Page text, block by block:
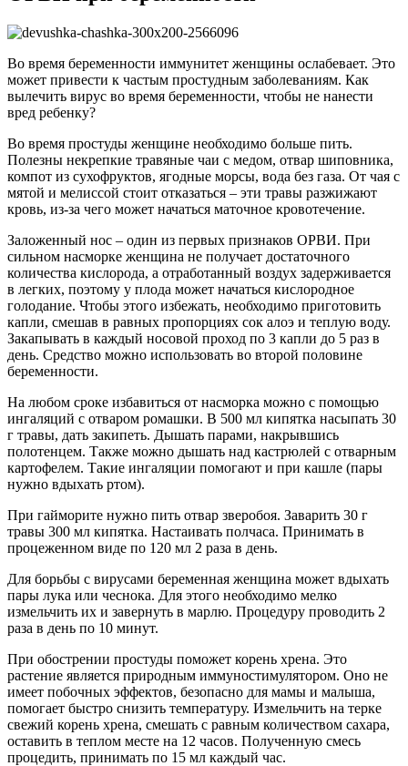
Во время беременности иммунитет женщины ослабевает. Это
может привести к частым простудным заболеваниям. Как
вылечить вирус во время беременности, чтобы не нанести
вред ребенку?
Во время простуды женщине необходимо больше пить.
Полезны некрепкие травяные чаи с медом, отвар шиповника,
компот из сухофруктов, ягодные морсы, вода без газа. От чая с
мятой и мелиссой стоит отказаться – эти травы разжижают
кровь, из-за чего может начаться маточное кровотечение.
Заложенный нос – один из первых признаков ОРВИ. При
сильном насморке женщина не получает достаточного
количества кислорода, а отработанный воздух задерживается
в легких, поэтому у плода может начаться кислородное
голодание. Чтобы этого избежать, необходимо приготовить
капли, смешав в равных пропорциях сок алоэ и теплую воду.
Закапывать в каждый носовой проход по 3 капли до 5 раз в
день. Средство можно использовать во второй половине
беременности.
На любом сроке избавиться от насморка можно с помощью
ингаляций с отваром ромашки. В 500 мл кипятка насыпать 30
г травы, дать закипеть. Дышать парами, накрывшись
полотенцем. Также можно дышать над кастрюлей с отварным
картофелем. Такие ингаляции помогают и при кашле (пары
нужно вдыхать ртом).
При гайморите нужно пить отвар зверобоя. Заварить 30 г
травы 300 мл кипятка. Настаивать полчаса. Принимать в
процеженном виде по 120 мл 2 раза в день.
Для борьбы с вирусами беременная женщина может вдыхать
пары лука или чеснока. Для этого необходимо мелко
измельчить их и завернуть в марлю. Процедуру проводить 2
раза в день по 10 минут.
При обострении простуды поможет корень хрена. Это
растение является природным иммуностимулятором. Оно не
имеет побочных эффектов, безопасно для мамы и малыша,
помогает быстро снизить температуру. Измельчить на терке
свежий корень хрена, смешать с равным количеством сахара,
оставить в теплом месте на 12 часов. Полученную смесь
процедить, принимать по 15 мл каждый час.